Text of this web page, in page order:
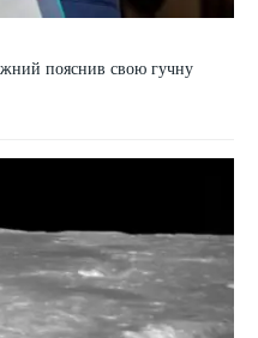
пояснив свою гучну